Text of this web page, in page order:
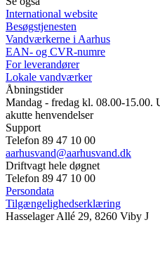
International website
Besøgstjenesten
Vandværkerne i Aarhus
EAN- og CVR-numre
For leverandører
Lokale vandværker
Åbningstider
Mandag - fredag kl. 08.00-15.00.
akutte henvendelser
Support
Telefon 89 47 10 00
aarhusvand@aarhusvand.dk
Driftvagt hele døgnet
Telefon 89 47 10 00
Persondata
Tilgængelighedserklæring
Hasselager Allé 29, 8260 Viby J